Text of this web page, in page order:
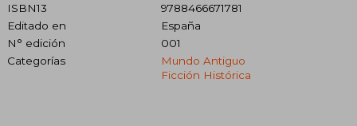
ISBN13
9788466671781
Editado en
España
N° edición
001
Categorías
Mundo Antiguo
Ficción Histórica